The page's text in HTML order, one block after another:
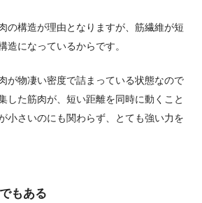
の構造が理由となりますが、筋繊維が短
造になっているからです。
が物凄い密度で詰まっている状態なので
した筋肉が、短い距離を同時に動くこと
小さいのにも関わらず、とても強い力を
もある